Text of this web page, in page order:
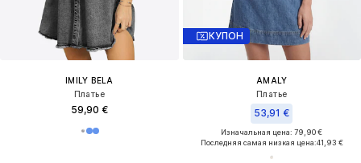
IMILY BELA
Платье
59,90 €
КУПОН
AMALY
Платье
53,91 €
Изначальная цена: 79,90 €
Последняя самая низкая цена:41,93 €